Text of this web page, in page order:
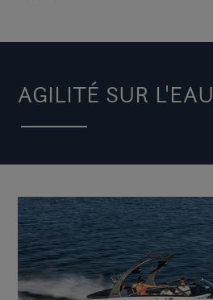
AGILITÉ SUR L'EAU